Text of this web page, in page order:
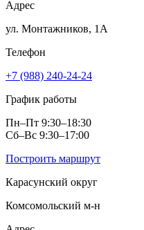
Адрес
ул. Монтажников, 1А
Телефон
+7 (988) 240-24-24
График работы
Пн–Пт 9:30–18:30
Сб–Вс 9:30–17:00
Построить маршрут
Карасунский округ
Комсомольский м‑н